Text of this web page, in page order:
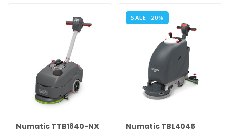
Numatic TTB1840-NX
SALE -20%
Numatic TBL4045